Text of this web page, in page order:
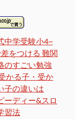
中学受験小4~
をつける 難関
のすごい勉強
かる子・受か
子の違いは
ーディー&スロ
習法